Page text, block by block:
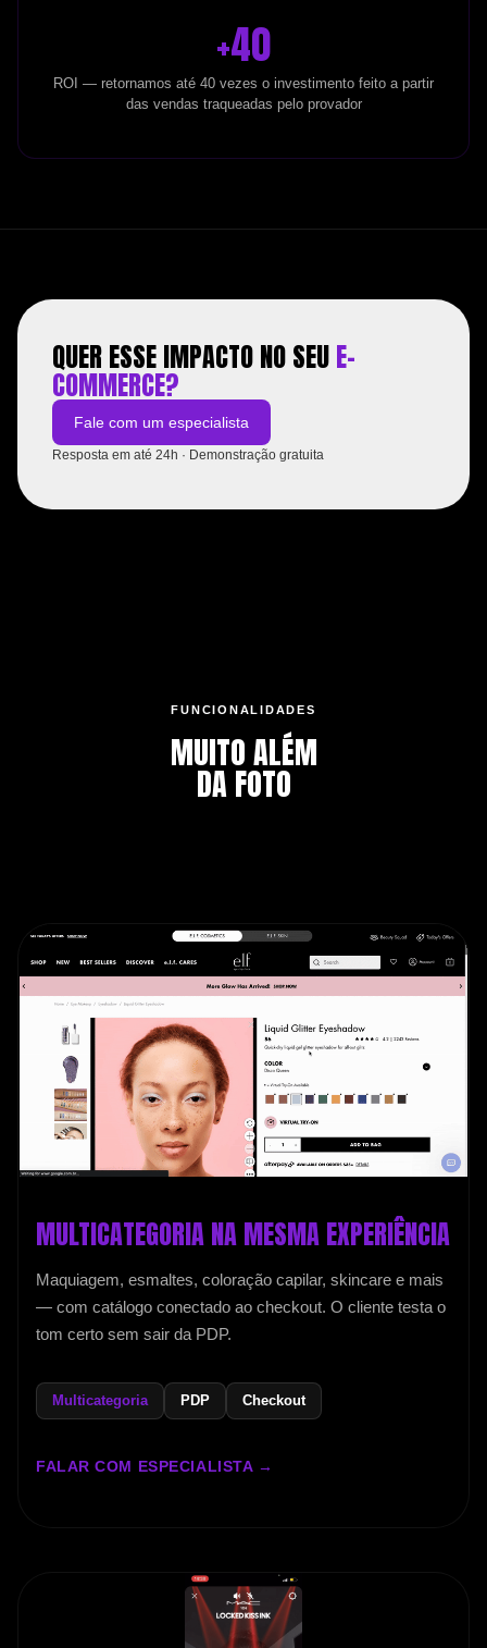
+40
ROI — retornamos até 40 vezes o investimento feito a partir
das vendas traqueadas pelo provador
QUER ESSE IMPACTO NO SEUE-
COMMERCE?
Fale com um especialista
Resposta em até 24h · Demonstração gratuita
FUNCIONALIDADES
MUITO ALÉM
DA FOTO
MULTICATEGORIA NA MESMA EXPERIÊNCIA
Maquiagem, esmaltes, coloração capilar, skincare e mais
— com catálogo conectado ao checkout. O cliente testa o
tom certo sem sair da PDP.
Multicategoria PDP Checkout
FALAR COM ESPECIALISTA →